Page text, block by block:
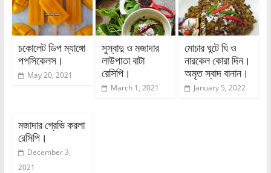
চকোলেট ডিপ ম্যাঙ্গো
পপসিকেলস।
May 20, 2021
সুস্বাদু ও মজাদার
লাউপাতা বাটা
রেসিপি।
March 1, 2021
মোচার ঘন্টে ঘি ও
নারকেল কোরা দিন।
অমৃত স্বাদ বানান।
January 5, 2022
মজাদার গ্রেভি করলা
রেসিপি।
December 3,
2021